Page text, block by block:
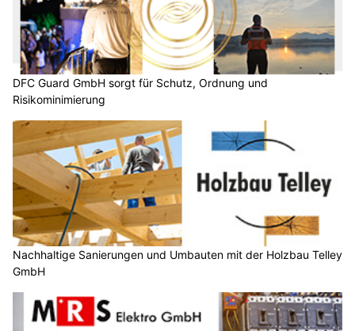
DFC Guard GmbH sorgt für Schutz, Ordnung und
Risikominimierung
Nachhaltige Sanierungen und Umbauten mit der Holzbau Telley
GmbH